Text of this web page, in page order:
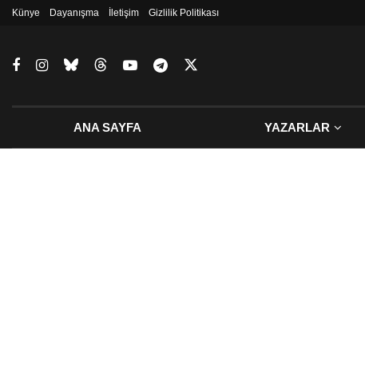
Künye Dayanışma İletişim Gizlilik Politikası
ANA SAYFA YAZARLAR